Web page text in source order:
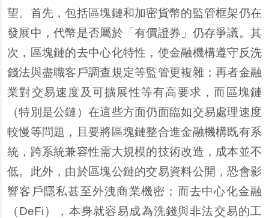
望。首先，包括區塊鏈和加密貨幣的監管框架仍在
發展中，代幣是否屬於「有價證券」仍存爭議。其
次，區塊鏈的去中心化特性，使金融機構遵守反洗
錢法與盡職客戶調查規定等監管更複雜；再者金融
業對交易速度及可擴展性等有高要求，而區塊鏈
（特別是公鏈）在這些方面仍面臨如交易處理速度
較慢等問題，且要將區塊鏈整合進金融機構既有系
統，跨系統兼容性需大規模的技術改造，成本並不
低。此外，由於區塊公鏈的交易資料公開，恐會影
響客戶隱私甚至外洩商業機密；而去中心化金融
（DeFi），本身就容易成為洗錢與非法交易的工